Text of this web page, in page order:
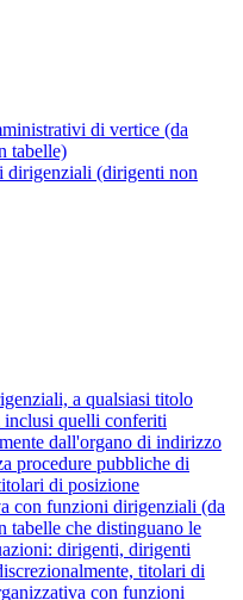
di vertice (da
tabelle)
dirigenziali (dirigenti non
a qualsiasi titolo
quelli conferiti
dall'organo di indirizzo
procedure pubbliche di
di posizione
con funzioni dirigenziali (da
tabelle che distinguano le
dirigenti, dirigenti
titolari di
con funzioni